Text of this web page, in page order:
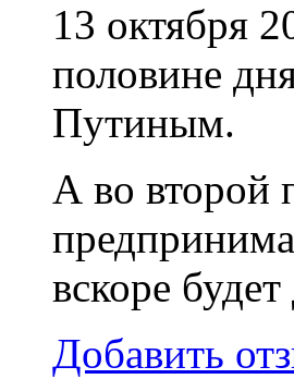
13 октября
половине
Путиным.
А во второй
вскоре
Добавить